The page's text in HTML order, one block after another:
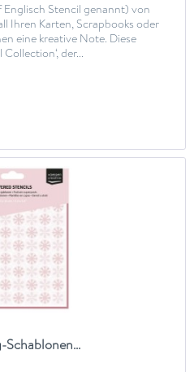
Stencil genannt) von
Ihren Karten, Scrapbooks oder
eine kreative Note. Diese
der...
Schablonen...